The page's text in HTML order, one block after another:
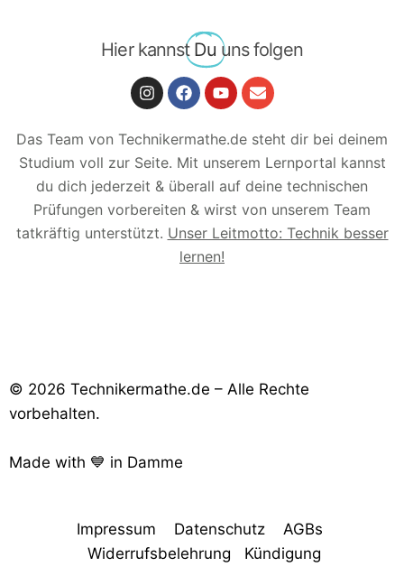
Hier kannst Du uns folgen
Das Team von Technikermathe.de steht dir bei deinem
Studium voll zur Seite. Mit unserem Lernportal kannst
du dich jederzeit & überall auf deine technischen
Prüfungen vorbereiten & wirst von unserem Team
tatkräftig unterstützt. Unser Leitmotto: Technik besser
lernen!
© 2026 Technikermathe.de – Alle Rechte
vorbehalten.
Made with 💙 in Damme
Impressum Datenschutz
AGBs
Widerrufsbelehrung
Kündigung